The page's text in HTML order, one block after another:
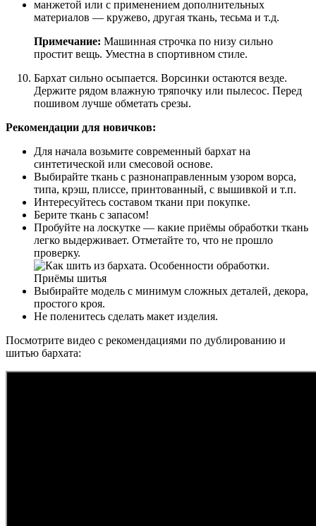
манжетой или с применением дополнительных
материалов — кружево, другая ткань, тесьма и т.д.
Примечание: Машинная строчка по низу сильно
простит вещь. Уместна в спортивном стиле.
Бархат сильно осыпается. Ворсинки остаются везде.
Держите рядом влажную тряпочку или пылесос. Перед
пошивом лучше обметать срезы.
Рекомендации для новичков:
Для начала возьмите современный бархат на
синтетической или смесовой основе.
Выбирайте ткань с разнонаправленным узором ворса,
типа, крэш, плиссе, принтованный, с вышивкой и т.п.
Интересуйтесь составом ткани при покупке.
Берите ткань с запасом!
Пробуйте на лоскутке — какие приёмы обработки ткань
легко выдерживает. Отметайте то, что не прошло
проверку.
Выбирайте модель с минимум сложных деталей, декора,
простого кроя.
Не поленитесь сделать макет изделия.
Посмотрите видео с рекомендациями по дублированию и
шитью бархата: